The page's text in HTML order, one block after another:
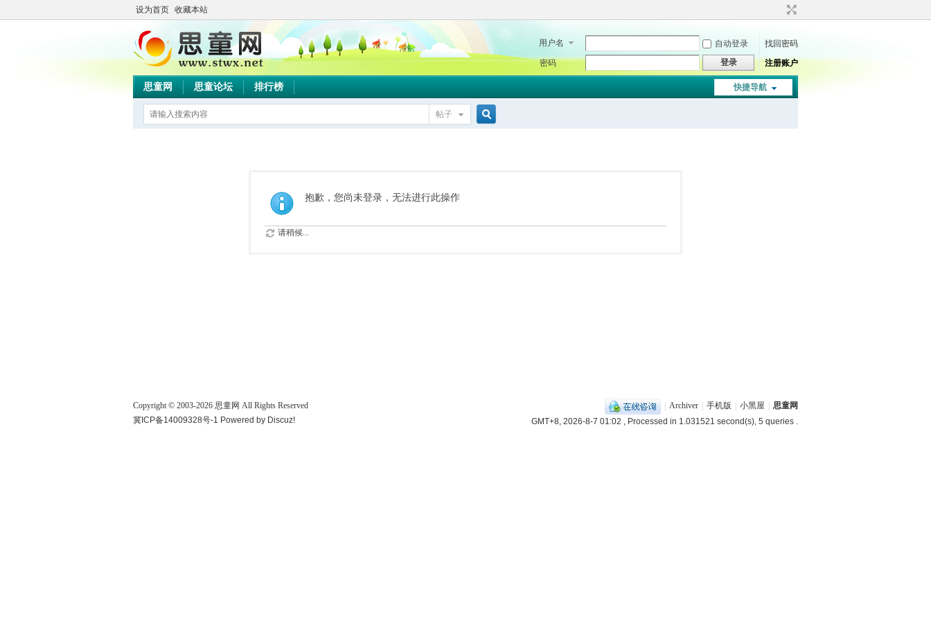
设为首页 收藏本站
用户名 自动登录
找回密码
密码
登录 注册账户
快捷导航
思童网 思童论坛 排行榜
帖子
抱歉，您尚未登录，无法进行此操作
请稍候...
Archiver 手机版 小黑屋
思童网
GMT+8, 2026-8-7 01:02 , Processed in 1.031521 second(s), 5 queries .
Copyright © 2003-2026 思童网 All Rights Reserved
冀ICP备14009328号-1 Powered by Discuz!